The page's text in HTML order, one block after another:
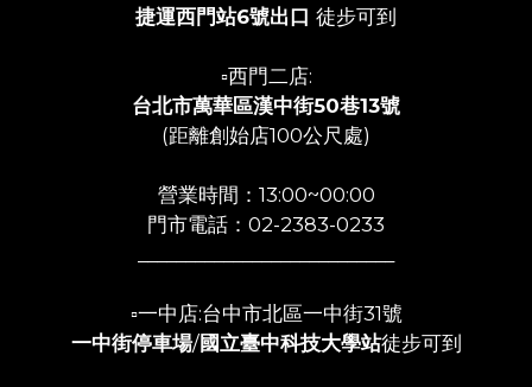
捷運西門站6號出口 徒步可到
▫️西門二店:
台北市萬華區漢中街50巷13號
(距離創始店100公尺處)
營業時間：13:00~00:00
門市電話：02-2383-0233
▫️一中店:台中市北區一中街31號
一中街停車場/國立臺中科技大學站徒步可到